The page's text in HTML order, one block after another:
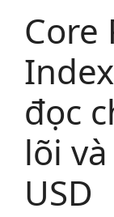
Core
đọc
lõi
USD